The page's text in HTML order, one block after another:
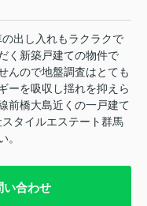
出し入れもラクラクで
く新築戸建ての物件で
んので地盤調査はとても
ーを吸収し揺れを抑えら
前橋大島近くの一戸建て
タイルエステート群馬
。
い合わせ